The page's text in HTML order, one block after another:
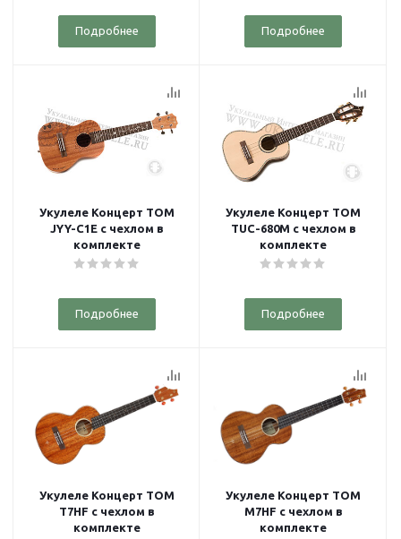
Подробнее Подробнее
Укулеле Концерт TOM
JYY-C1E с чехлом в
комплекте
Подробнее
Укулеле Концерт TOM
TUC-680M с чехлом в
комплекте
Подробнее
Укулеле Концерт TOM
T7HF с чехлом в
комплекте
Укулеле Концерт TOM
M7HF с чехлом в
комплекте